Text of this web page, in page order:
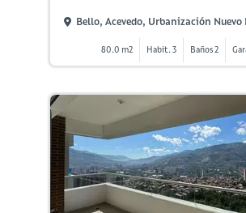
Bello, Acevedo, Urbanización
80.0 m2 Habit. 3 Baños 2